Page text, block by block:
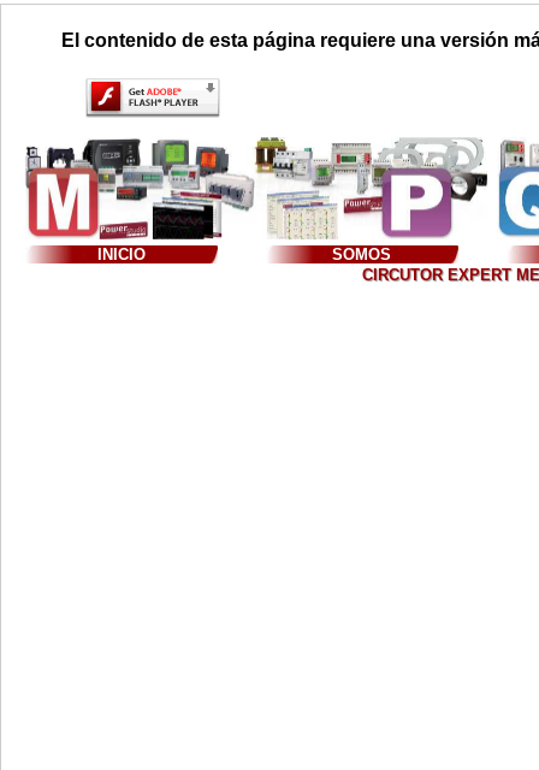
El contenido de esta página requiere una versión
INICIO
SOMOS
CIRCUTOR EXPERT